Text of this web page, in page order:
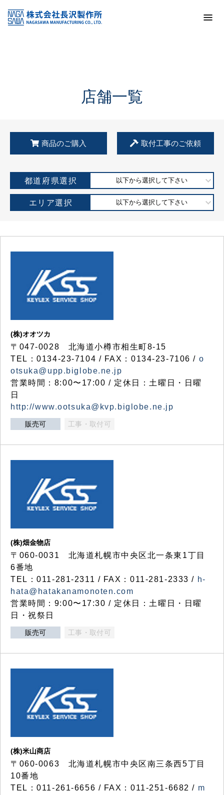
KSS加盟店・取扱店情報
店舗一覧
店舗一覧
商品のご購入 取付工事のご依頼
都道府県選択 以下から選択して下さい
エリア選択 以下から選択して下さい
(株)オオツカ
〒047-0028 北海道小樽市相生町8-15
TEL：0134-23-7104 / FAX：0134-23-7106 / o
otsuka@upp.biglobe.ne.jp
営業時間：8:00〜17:00 / 定休日：土曜日・日曜
日
http://www.ootsuka@kvp.biglobe.ne.jp
販売可 工事・取付可
(株)畑金物店
〒060-0031 北海道札幌市中央区北一条東1丁目
6番地
TEL：011-281-2311 / FAX：011-281-2333 / h-
hata@hatakanamonoten.com
営業時間：9:00〜17:30 / 定休日：土曜日・日曜
日・祝祭日
販売可 工事・取付可
(株)米山商店
〒060-0063 北海道札幌市中央区南三条西5丁目
10番地
TEL：011-261-6656 / FAX：011-251-6682 / m